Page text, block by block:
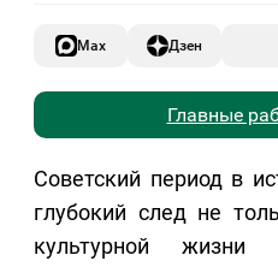
Max Дзен
Главные
Советский период в
глубокий след не
культурной